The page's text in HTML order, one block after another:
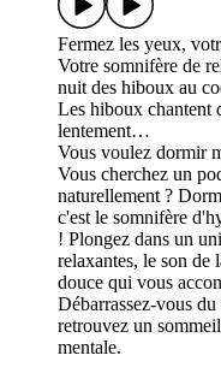
Fermez les yeux,
Votre somnifère de
nuit des hiboux au
Les hiboux chantent
lentement…
Vous voulez dormir
Vous cherchez un
naturellement ?
c'est le somnifère
! Plongez dans un
relaxantes, le son de
douce qui vous
Débarrassez-vous du
retrouvez un
mentale.